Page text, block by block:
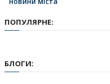
ПОПУЛЯРНЕ:
БЛОГИ: